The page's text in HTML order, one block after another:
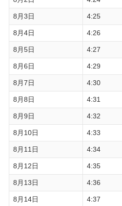
8月3日 4:25
8月4日 4:26
8月5日 4:27
8月6日 4:29
8月7日 4:30
8月8日 4:31
8月9日 4:32
8月10日 4:33
8月11日 4:34
8月12日 4:35
8月13日 4:36
8月14日 4:37